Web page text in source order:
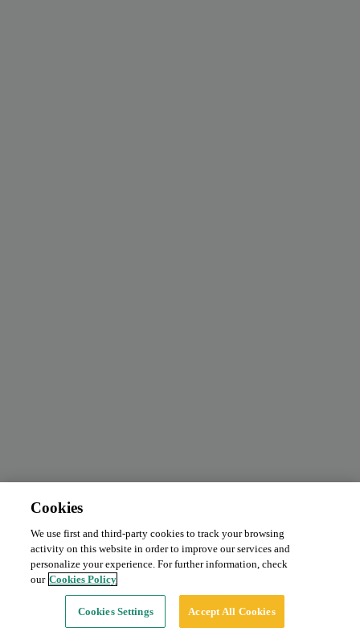
Abbonamento mensile
Tipo:Auto
Richiedi prezzo
Continua
Cookies
We use first and third-party cookies to track your browsing
activity on this website in order to improve our services and
personalize your experience. For further information, check
our Cookies Policy
Cookies Settings Accept All Cookies